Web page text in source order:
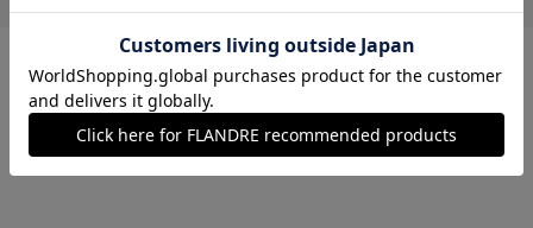
残り1点
15(15号) 在庫なし